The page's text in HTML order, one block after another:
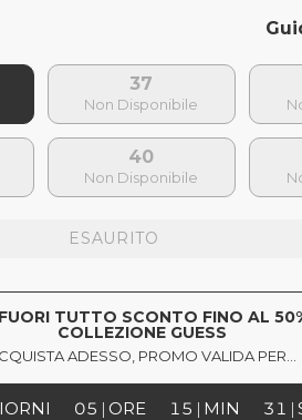
37
40
ESAURITO
TUTTO SCONTO FINO AL
COLLEZIONE GUESS
ADESSO, PROMO VALIDA PER...
05 15 30
ORE MIN